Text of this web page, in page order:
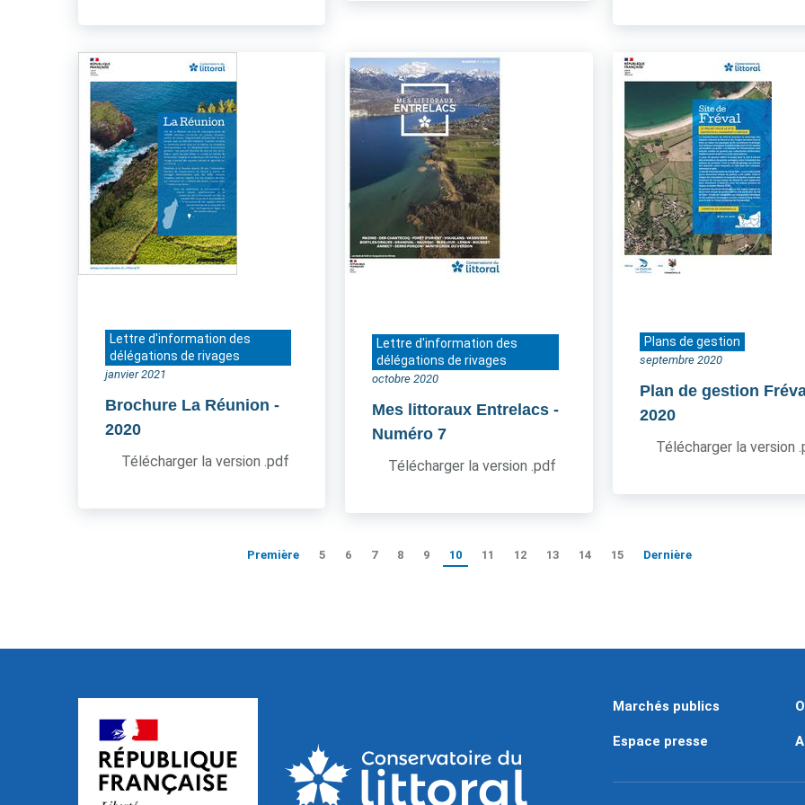
Lettre d'information des
délégations de rivages
janvier 2021
Brochure La Réunion -
2020
Télécharger la version .pdf
Lettre d'information des
délégations de rivages
octobre 2020
Mes littoraux Entrelacs -
Numéro 7
Télécharger la version .pdf
Plans de gestion
septembre 2020
Plan de gestion
2020
Télécharger la version
Première 5 6 7 8 9 10 11 12 13 14 15 Dernière
Marchés publics
Espace presse